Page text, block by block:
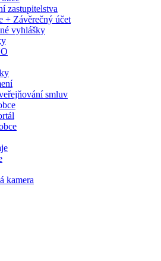
zastupitelstva
+ Závěrečný účet
vyhlášky
smluv
kamera